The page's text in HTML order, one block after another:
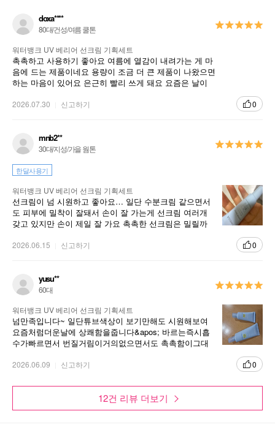
doxa****
80대/건성/여름 쿨톤
워터뱅크 UV 베리어 선크림 기획세트
촉촉하고 사용하기 좋아요 여름에 열감이 내려가는 게 마
음에 드는 제품이네요 용량이 조금 더 큰 제품이 나왔으면
하는 마음이 있어요 은근히 빨리 쓰게 돼요 요즘은 날이
2026.07.30 신고하기 0
mnb2**
30대/지성/가을 웜톤
한달사용기
워터뱅크 UV 베리어 선크림 기획세트
선크림이 넘 시원하고 좋아요… 일단 수분크림 같으면서
도 피부에 밀착이 잘돼서 손이 잘 가는게 선크림 여러개
갖고 있지만 손이 제일 잘 가요 촉촉한 선크림은 밀릴까
2026.06.15 신고하기 0
yusu**
60대
워터뱅크 UV 베리어 선크림 기획세트
넘만족입니다~ 일단튜브색상이 보기만해도 시원해보여
요즘처럼더운날에 상쾌함을줍니다&apos; 바르는즉시흡
수가빠르면서 번질거림이거의없으면서도 촉촉함이그대
~
2026.06.09 신고하기 0
12건 리뷰 더보기